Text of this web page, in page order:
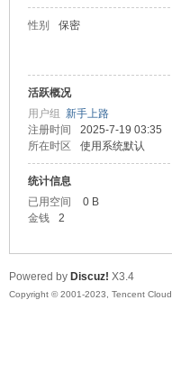
性别 保密
活跃概况
用户组 新手上路
注册时间
2025-7-19 03:35
所在时区
使用系统默认
统计信息
已用空间
0 B
金钱
2
Powered by Discuz! X3.4
Copyright © 2001-2023, Tencent Cloud.